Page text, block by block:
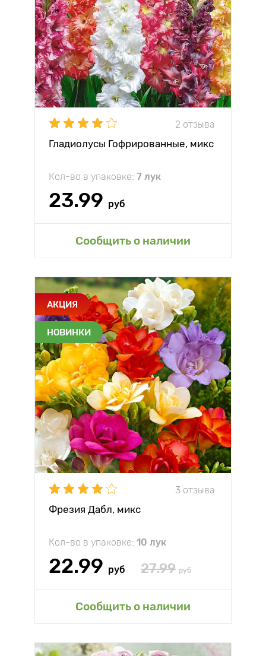
2 отзыва
Гладиолусы Гофрированные, микс
Кол-во в упаковке: 7 лук
23.99 руб
Сообщить о наличии
АКЦИЯ
НОВИНКИ
3 отзыва
Фрезия Дабл, микс
Кол-во в упаковке: 10 лук
22.99 руб 27.99 руб
Сообщить о наличии